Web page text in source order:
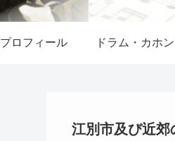
プロフィール ドラム・カホ
江別市及び近